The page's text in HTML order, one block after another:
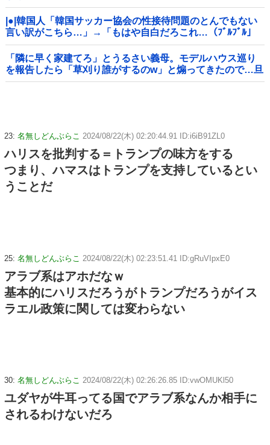
|●|韓国人「韓国サッカー協会の性接待問題のとんでもない
言い訳がこちら…」→「もはや自白だろこれ…（ﾌﾞﾙﾌﾞﾙ」
＝韓国の反応
「隣に早く家建てろ」とうるさい義母。モデルハウス巡り
を報告したら「草刈り誰がするのw」と煽ってきたので…旦
那が放った「一言」に義母オロオロｗｗ←嫌味を逆手にと
23: 名無しどんぶらこ 2024/08/22(木) 02:20:44.91 ID:i6iB91ZL0
ハリスを批判する＝トランプの味方をする
つまり、ハマスはトランプを支持しているとい
うことだ
25: 名無しどんぶらこ 2024/08/22(木) 02:23:51.41 ID:gRuVIpxE0
アラブ系はアホだなｗ
基本的にハリスだろうがトランプだろうがイス
ラエル政策に関しては変わらない
30: 名無しどんぶらこ 2024/08/22(木) 02:26:26.85 ID:vwOMUKl50
ユダヤが牛耳ってる国でアラブ系なんか相手に
されるわけないだろ